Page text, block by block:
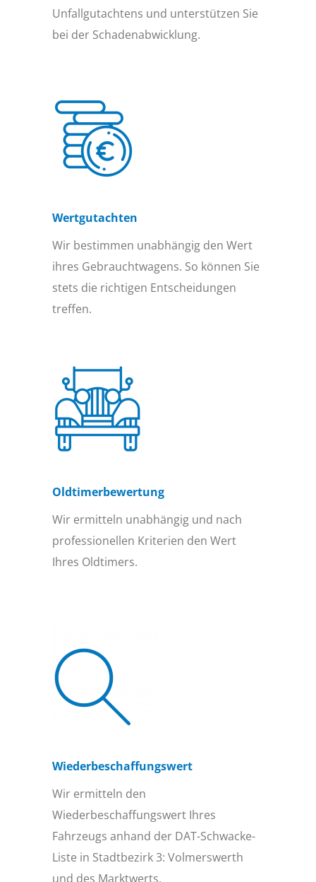
Unfallgutachtens und unterstützen Sie
bei der Schadenabwicklung.
Wertgutachten
Wir bestimmen unabhängig den Wert
ihres Gebrauchtwagens. So können Sie
stets die richtigen Entscheidungen
treffen.
Oldtimer­bewertung
Wir ermitteln unabhängig und nach
professionellen Kriterien den Wert
Ihres Oldtimers.
Wiederbeschaffungs­wert
Wir ermitteln den
Wiederbeschaffungswert Ihres
Fahrzeugs anhand der DAT-Schwacke-
Liste in Stadtbezirk 3: Volmerswerth
und des Marktwerts.